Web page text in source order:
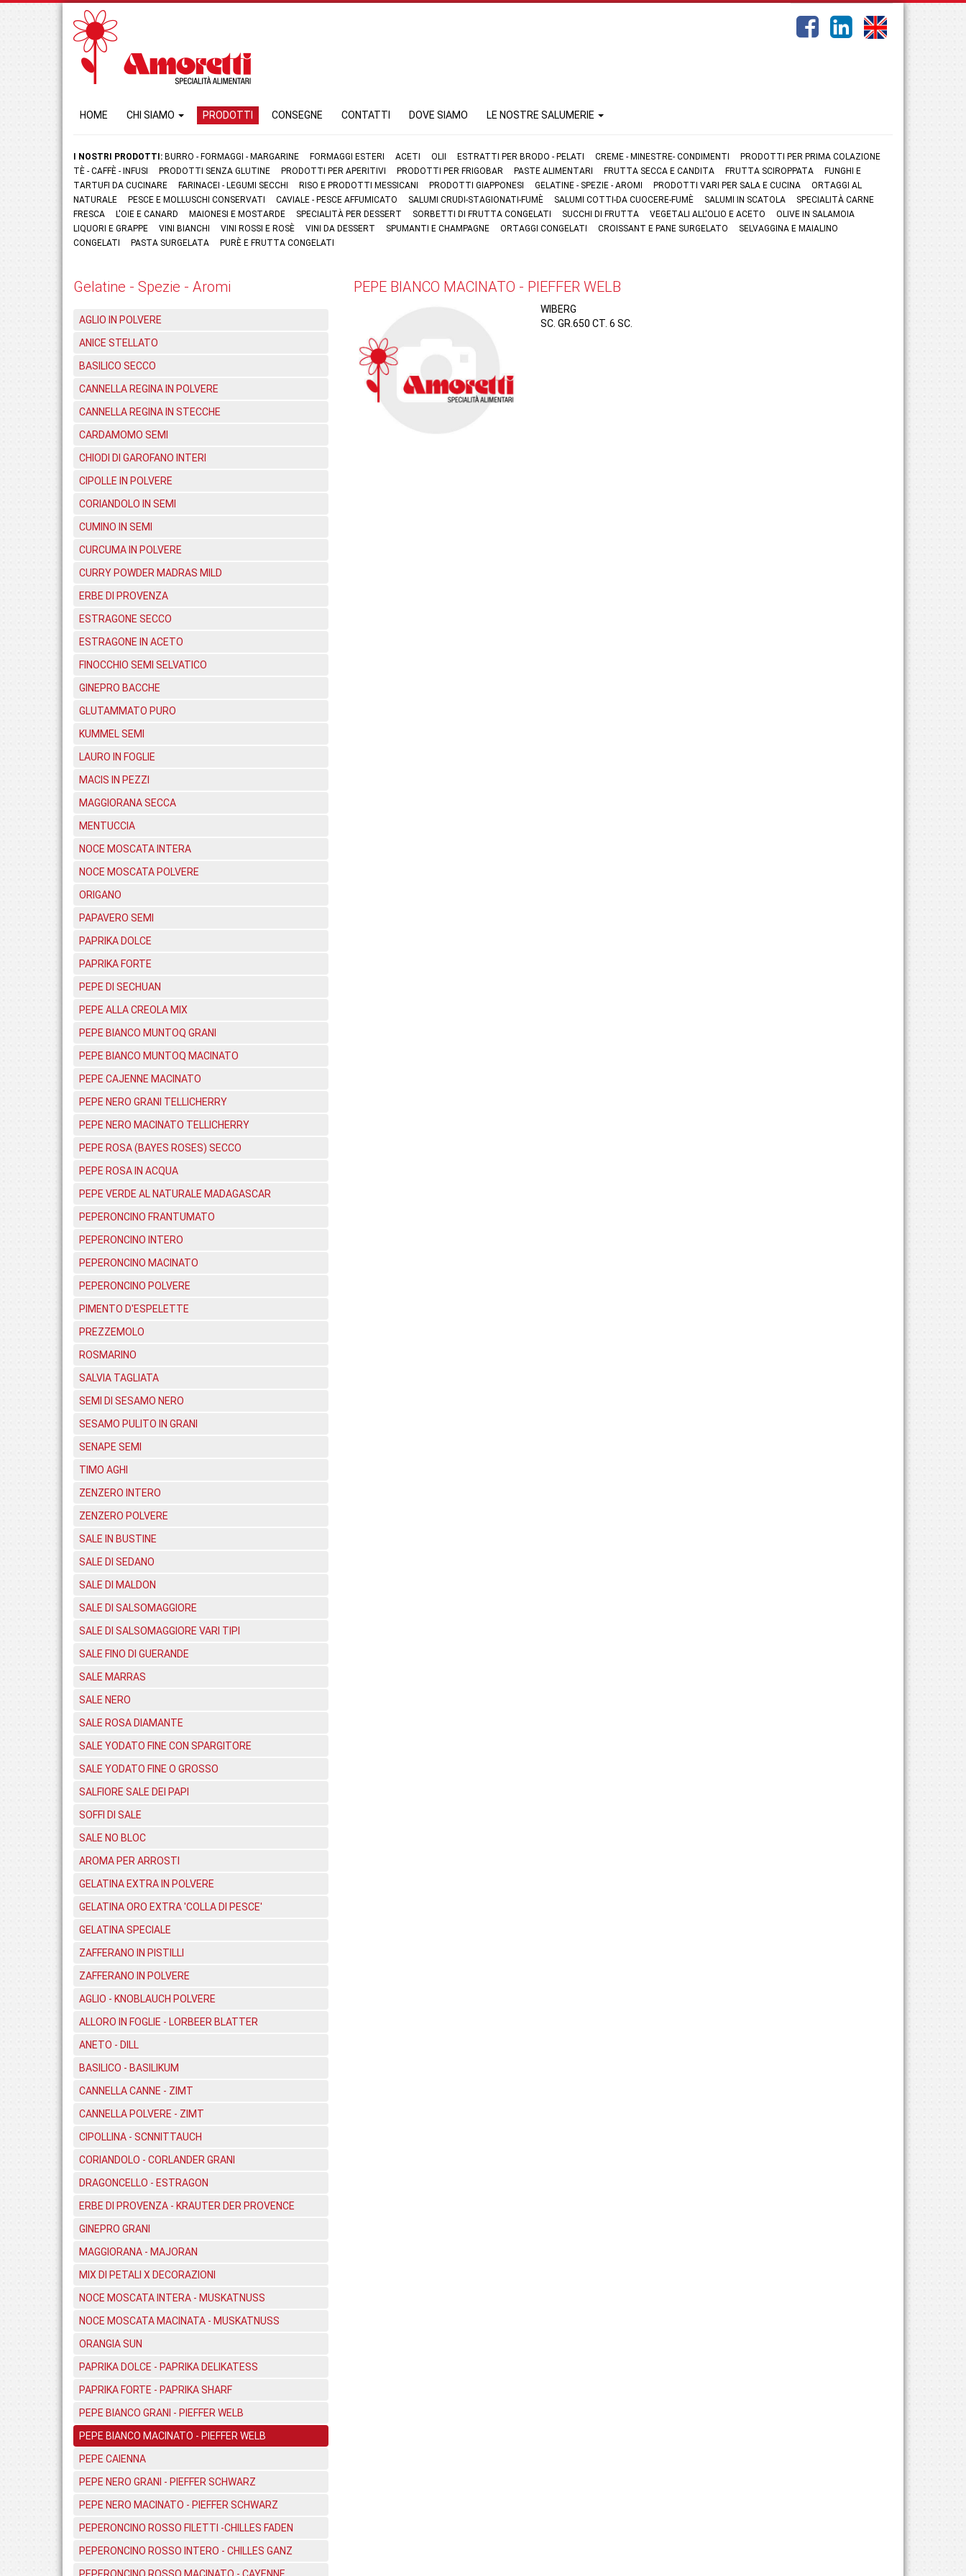
HOME CHI SIAMO PRODOTTI CONSEGNE CONTATTI DOVE SIAMO LE NOSTRE SALUMERIE
I NOSTRI PRODOTTI: BURRO - FORMAGGI - MARGARINE FORMAGGI ESTERI ACETI OLII ESTRATTI PER BRODO - PELATI CREME - MINESTRE- CONDIMENTI
PRODOTTI PER PRIMA COLAZIONE
TÈ - CAFFÈ - INFUSI
PRODOTTI SENZA GLUTINE PRODOTTI PER APERITIVI PRODOTTI PER FRIGOBAR PASTE ALIMENTARI FRUTTA SECCA E CANDITA FRUTTA SCIROPPATA
FUNGHI E
TARTUFI DA CUCINARE
FARINACEI - LEGUMI SECCHI RISO E PRODOTTI MESSICANI PRODOTTI GIAPPONESI GELATINE - SPEZIE - AROMI PRODOTTI VARI PER SALA E CUCINA
ORTAGGI AL
NATURALE
PESCE E MOLLUSCHI CONSERVATI CAVIALE - PESCE AFFUMICATO SALUMI CRUDI-STAGIONATI-FUMÈ SALUMI COTTI-DA CUOCERE-FUMÈ SALUMI IN SCATOLA
SPECIALITÀ CARNE
FRESCA
L'OIE E CANARD MAIONESI E MOSTARDE SPECIALITÀ PER DESSERT SORBETTI DI FRUTTA CONGELATI SUCCHI DI FRUTTA VEGETALI ALL'OLIO E ACETO
OLIVE IN SALAMOIA
LIQUORI E GRAPPE
VINI BIANCHI VINI ROSSI E ROSÈ VINI DA DESSERT SPUMANTI E CHAMPAGNE ORTAGGI CONGELATI CROISSANT E PANE SURGELATO
SELVAGGINA E MAIALINO
CONGELATI
PASTA SURGELATA PURÈ E FRUTTA CONGELATI
Gelatine - Spezie - Aromi
AGLIO IN POLVERE
ANICE STELLATO
BASILICO SECCO
CANNELLA REGINA IN POLVERE
CANNELLA REGINA IN STECCHE
CARDAMOMO SEMI
CHIODI DI GAROFANO INTERI
CIPOLLE IN POLVERE
CORIANDOLO IN SEMI
CUMINO IN SEMI
CURCUMA IN POLVERE
CURRY POWDER MADRAS MILD
ERBE DI PROVENZA
ESTRAGONE SECCO
ESTRAGONE IN ACETO
FINOCCHIO SEMI SELVATICO
GINEPRO BACCHE
GLUTAMMATO PURO
KUMMEL SEMI
LAURO IN FOGLIE
MACIS IN PEZZI
MAGGIORANA SECCA
MENTUCCIA
NOCE MOSCATA INTERA
NOCE MOSCATA POLVERE
ORIGANO
PAPAVERO SEMI
PAPRIKA DOLCE
PAPRIKA FORTE
PEPE DI SECHUAN
PEPE ALLA CREOLA MIX
PEPE BIANCO MUNTOQ GRANI
PEPE BIANCO MUNTOQ MACINATO
PEPE CAJENNE MACINATO
PEPE NERO GRANI TELLICHERRY
PEPE NERO MACINATO TELLICHERRY
PEPE ROSA (BAYES ROSES) SECCO
PEPE ROSA IN ACQUA
PEPE VERDE AL NATURALE MADAGASCAR
PEPERONCINO FRANTUMATO
PEPERONCINO INTERO
PEPERONCINO MACINATO
PEPERONCINO POLVERE
PIMENTO D'ESPELETTE
PREZZEMOLO
ROSMARINO
SALVIA TAGLIATA
SEMI DI SESAMO NERO
SESAMO PULITO IN GRANI
SENAPE SEMI
TIMO AGHI
ZENZERO INTERO
ZENZERO POLVERE
SALE IN BUSTINE
SALE DI SEDANO
SALE DI MALDON
SALE DI SALSOMAGGIORE
SALE DI SALSOMAGGIORE VARI TIPI
SALE FINO DI GUERANDE
SALE MARRAS
SALE NERO
SALE ROSA DIAMANTE
SALE YODATO FINE CON SPARGITORE
SALE YODATO FINE O GROSSO
SALFIORE SALE DEI PAPI
SOFFI DI SALE
SALE NO BLOC
AROMA PER ARROSTI
GELATINA EXTRA IN POLVERE
GELATINA ORO EXTRA 'COLLA DI PESCE'
GELATINA SPECIALE
ZAFFERANO IN PISTILLI
ZAFFERANO IN POLVERE
AGLIO - KNOBLAUCH POLVERE
ALLORO IN FOGLIE - LORBEER BLATTER
ANETO - DILL
BASILICO - BASILIKUM
CANNELLA CANNE - ZIMT
CANNELLA POLVERE - ZIMT
CIPOLLINA - SCNNITTAUCH
CORIANDOLO - CORLANDER GRANI
DRAGONCELLO - ESTRAGON
ERBE DI PROVENZA - KRAUTER DER PROVENCE
GINEPRO GRANI
MAGGIORANA - MAJORAN
MIX DI PETALI X DECORAZIONI
NOCE MOSCATA INTERA - MUSKATNUSS
NOCE MOSCATA MACINATA - MUSKATNUSS
ORANGIA SUN
PAPRIKA DOLCE - PAPRIKA DELIKATESS
PAPRIKA FORTE - PAPRIKA SHARF
PEPE BIANCO GRANI - PIEFFER WELB
PEPE BIANCO MACINATO - PIEFFER WELB
PEPE CAIENNA
PEPE NERO GRANI - PIEFFER SCHWARZ
PEPE NERO MACINATO - PIEFFER SCHWARZ
PEPERONCINO ROSSO FILETTI -CHILLES FADEN
PEPERONCINO ROSSO INTERO - CHILLES GANZ
PEPE BIANCO MACINATO - PIEFFER WELB
WIBERG
SC. GR.650 CT. 6 SC.